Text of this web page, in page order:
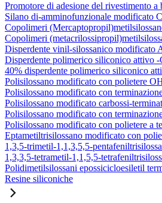
Promotore di adesione del rivestimento
Silano di-amminofunzionale modificato
Copolimeri
Copolimeri
Disperdente vinil-silossanico
Disperdente polimerico siliconico attivo
40% disperdente polimerico siliconico
Polisilossano modificato con polietere
Polisilossano modificato con
Polisilossano modificato carbossi-
Polisilossano modificato con
Polisilossano modificato con polietere a
Eptametiltrisilossano modificato con
1,3,5-trimetil-1,1,3,5,5-
1,3,3,5-tetrametil-1,1,5,5-
Polidimetilsilossani epossicicloesiletil
Resine siliconiche